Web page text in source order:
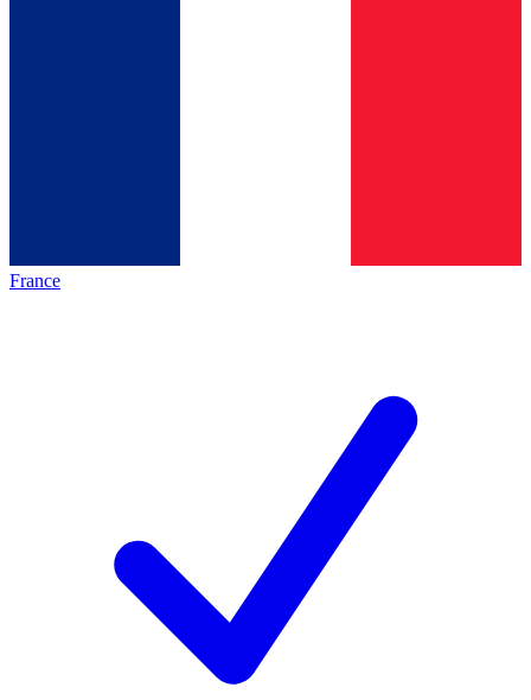
France